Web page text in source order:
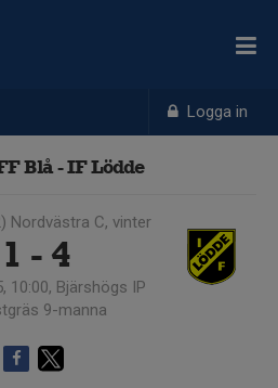
Logga in
Blå - IF Lödde
Nordvästra C, vinter
1 - 4
10:00, Bjärshögs IP
9-manna